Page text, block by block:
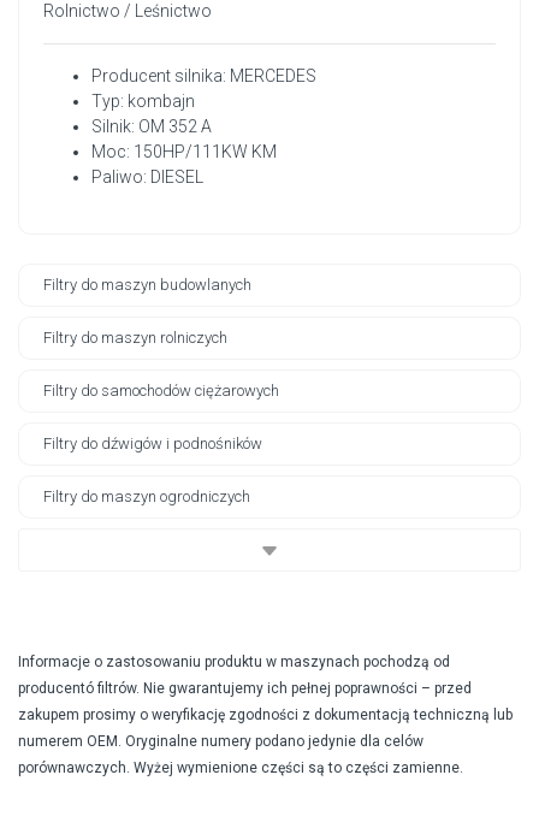
Rolnictwo / Leśnictwo
Producent silnika: MERCEDES
Typ: kombajn
Silnik: OM 352 A
Moc: 150HP/111KW KM
Paliwo: DIESEL
Filtry do maszyn budowlanych
Filtry do maszyn rolniczych
Filtry do samochodów ciężarowych
Filtry do dźwigów i podnośników
Filtry do maszyn ogrodniczych
Informacje o zastosowaniu produktu w maszynach pochodzą od
producentó filtrów. Nie gwarantujemy ich pełnej poprawności – przed
zakupem prosimy o weryfikację zgodności z dokumentacją techniczną lub
numerem OEM. Oryginalne numery podano jedynie dla celów
porównawczych. Wyżej wymienione części są to części zamienne.